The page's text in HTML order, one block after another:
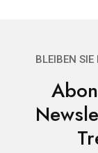
BLEIBEN SIE